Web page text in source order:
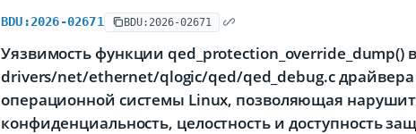
BDU:2026-02671 BDU:2026-02671
Уязвимость функции qed_protection_override_dump()
drivers/net/ethernet/qlogic/qed/qed_debug.c драйвера
операционной системы Linux, позволяющая
конфиденциальность, целостность и доступность